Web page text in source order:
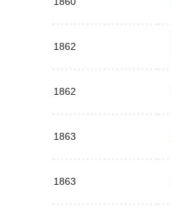
1862
1862
1863
1863